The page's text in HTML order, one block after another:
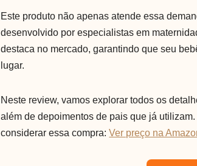
Este produto não apenas atende essa
desenvolvido por especialistas em
destaca no mercado, garantindo que seu
lugar.
Neste review, vamos explorar todos os
além de depoimentos de pais que já
considerar essa compra:Ver preço na